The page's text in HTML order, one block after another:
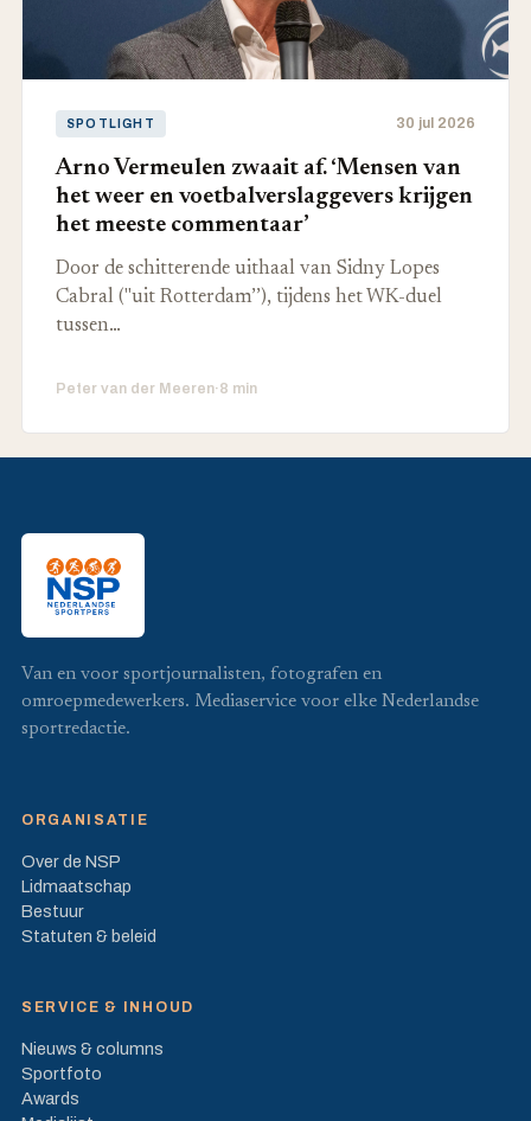
SPOTLIGHT 30 jul 2026
Arno Vermeulen zwaait af. ‘Mensen van
het weer en voetbalverslaggevers krijgen
het meeste commentaar’
Door de schitterende uithaal van Sidny Lopes
Cabral ("uit Rotterdam’’), tijdens het WK-duel
tussen…
Peter van der Meeren·8 min
Van en voor sportjournalisten, fotografen en
omroepmedewerkers. Mediaservice voor elke Nederlandse
sportredactie.
ORGANISATIE
Over de NSP
Lidmaatschap
Bestuur
Statuten & beleid
SERVICE & INHOUD
Nieuws & columns
Sportfoto
Awards